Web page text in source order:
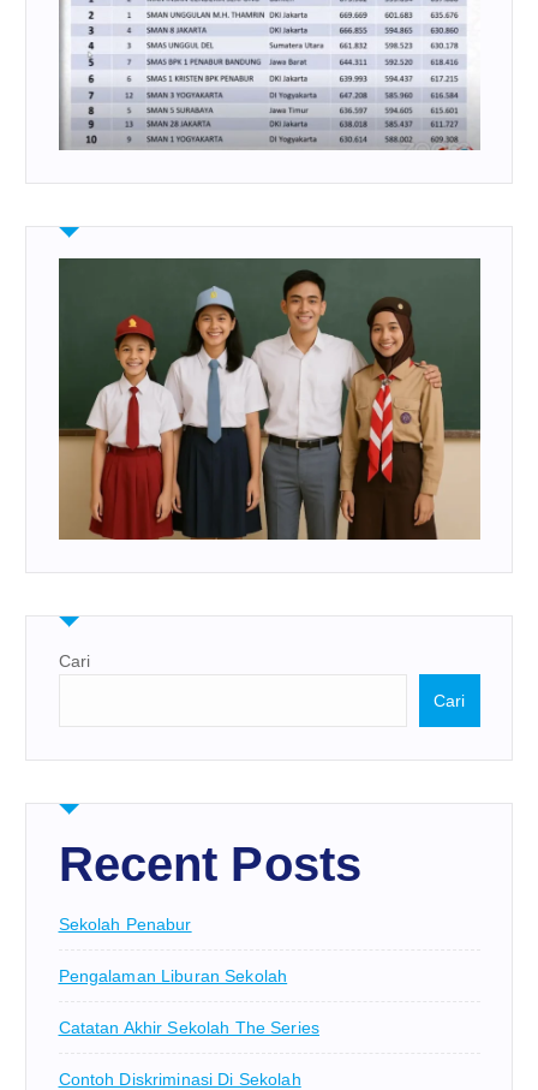
Cari
Cari
Recent Posts
Sekolah Penabur
Pengalaman Liburan Sekolah
Catatan Akhir Sekolah The Series
Contoh Diskriminasi Di Sekolah